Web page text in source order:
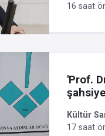
16 saat
'Prof.
Kültür
17 saat